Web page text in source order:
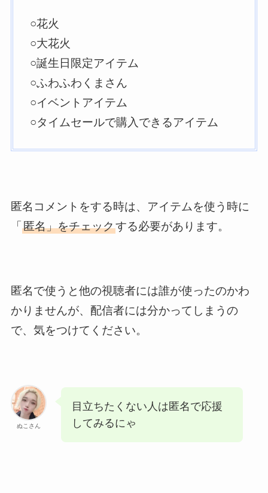
○花火
○大花火
○誕生日限定アイテム
○ふわふわくまさん
○イベントアイテム
○タイムセールで購入できるアイテム
匿名コメントをする時は、アイテムを使う時に
「匿名」をチェックする必要があります。
匿名で使うと他の視聴者には誰が使ったのかわ
かりませんが、配信者には分かってしまうの
で、気をつけてください。
ぬこさん
目立ちたくない人は匿名で応援
してみるにゃ